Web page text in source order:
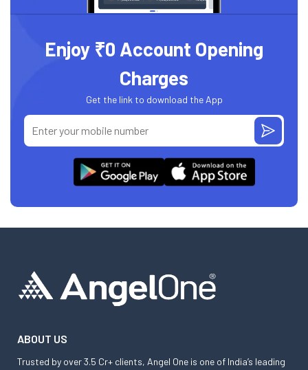
Enjoy ₹0 Account Opening
Charges
Get the link to download the App
ABOUT US
Trusted by over 3.5 Cr+ clients, Angel One is one of India’s leading